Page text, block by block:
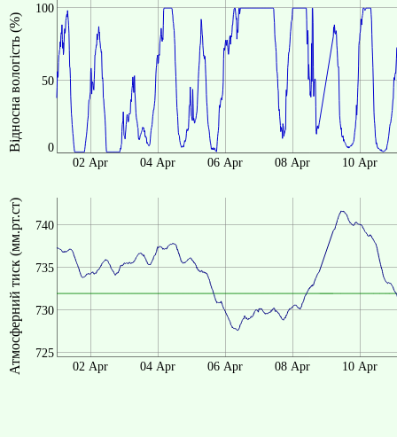
Відносна вологість (%) 0
50
100
02 Apr 04 Apr 06 Apr 08 Apr 10 Apr
Атмосферний тиск (мм.рт.ст) 725
730
735
740
02 Apr 04 Apr 06 Apr 08 Apr 10 Apr